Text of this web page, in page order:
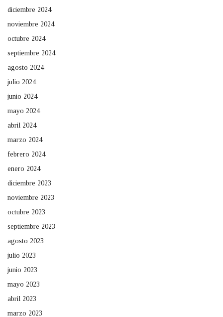
diciembre 2024
noviembre 2024
octubre 2024
septiembre 2024
agosto 2024
julio 2024
junio 2024
mayo 2024
abril 2024
marzo 2024
febrero 2024
enero 2024
diciembre 2023
noviembre 2023
octubre 2023
septiembre 2023
agosto 2023
julio 2023
junio 2023
mayo 2023
abril 2023
marzo 2023